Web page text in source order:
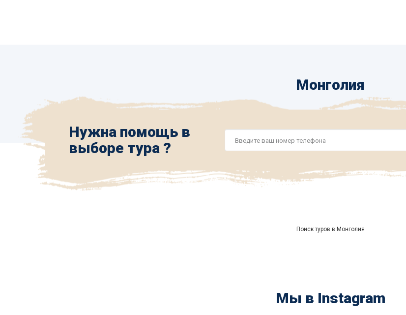
Монголия
Нужна помощь в
выборе тура ?
*
Поиск туров в Монголия
Мы в Instagram